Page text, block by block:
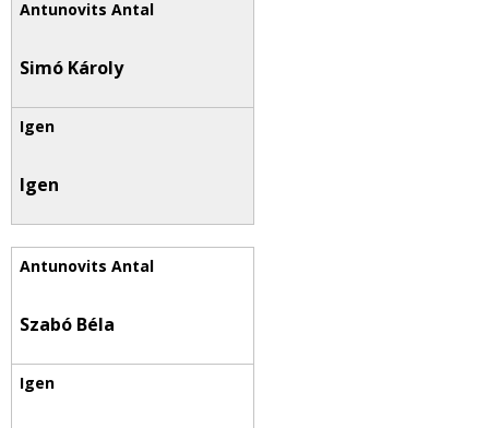
Simó Károly
Igen
Szabó Béla